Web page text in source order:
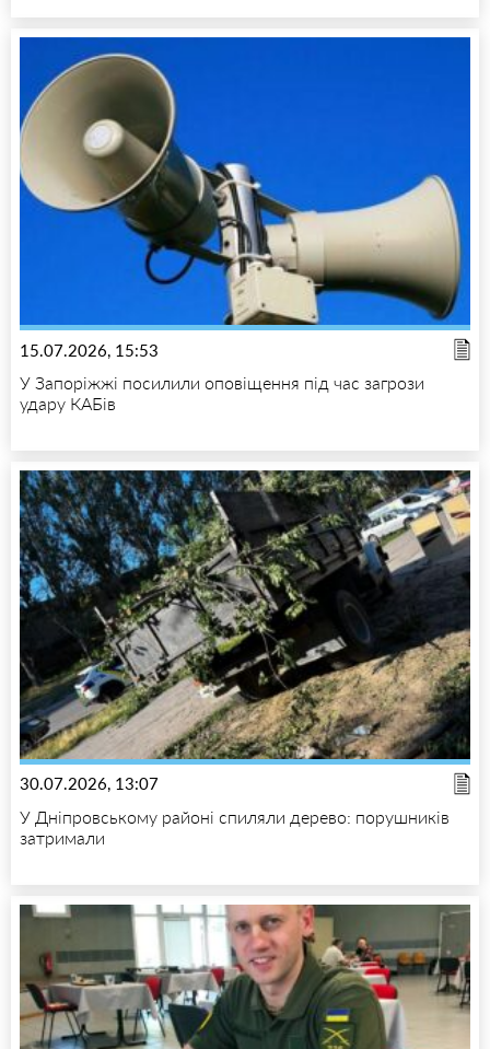
15.07.2026, 15:53
У Запоріжжі посилили оповіщення під час загрози
удару КАБів
30.07.2026, 13:07
У Дніпровському районі спиляли дерево: порушників
затримали